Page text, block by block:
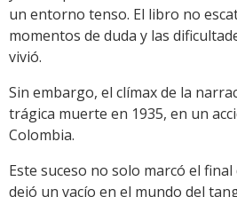
un entorno tenso. El libro no
momentos de duda y las
vivió.
Sin embargo, el clímax de la
trágica muerte en 1935, en un
Colombia.
Este suceso no solo marcó el
dejó un vacío en el mundo del